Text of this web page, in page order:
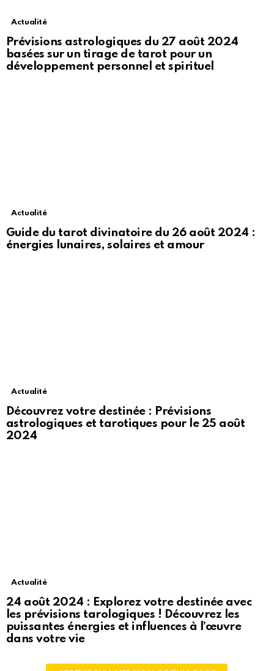
Actualité
Prévisions astrologiques du 27 août 2024
basées sur un tirage de tarot pour un
développement personnel et spirituel
Actualité
Guide du tarot divinatoire du 26 août 2024 :
énergies lunaires, solaires et amour
Actualité
Découvrez votre destinée : Prévisions
astrologiques et tarotiques pour le 25 août
2024
Actualité
24 août 2024 : Explorez votre destinée avec
les prévisions tarologiques ! Découvrez les
puissantes énergies et influences à l’œuvre
dans votre vie